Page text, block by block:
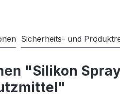
Sicherheits- und
"Silikon